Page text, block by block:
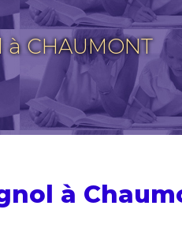
CHAUMONT
à